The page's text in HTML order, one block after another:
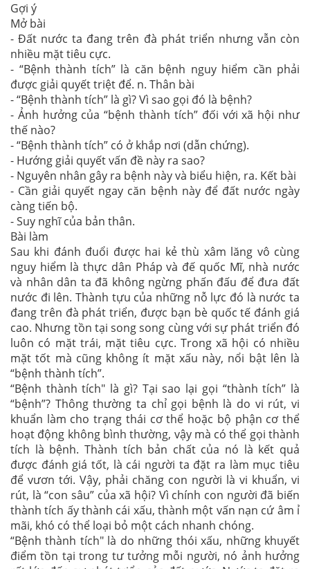
Gợi ý
Mở bài
- Đất nước ta đang trên đà phát triển nhưng vẫn còn
nhiều mặt tiêu cực.
- “Bệnh thành tích” là căn bệnh nguy hiểm cần phải
được giải quyết triệt để. n. Thân bài
- “Bệnh thành tích” là gì? Vì sao gọi đó là bệnh?
- Ảnh hưởng của “bệnh thành tích” đối với xã hội như
thế nào?
- “Bệnh thành tích” có ở khắp nơi (dẫn chứng).
- Hướng giải quyết vấn đề này ra sao?
- Nguyên nhân gây ra bệnh này và biểu hiện, ra. Kết bài
- Cần giải quyết ngay căn bệnh này để đất nước ngày
càng tiến bộ.
- Suy nghĩ của bản thân.
Bài làm
Sau khi đánh đuổi được hai kẻ thù xâm lăng vô cùng
nguy hiểm là thực dân Pháp và đế quốc Mĩ, nhà nước
và nhân dân ta đã không ngừng phấn đấu để đưa đất
nước đi lên. Thành tựu của những nỗ lực đó là nước ta
đang trên đà phát triển, được bạn bè quốc tế đánh giá
cao. Nhưng tồn tại song song cùng với sự phát triển đó
luôn có mặt trái, mặt tiêu cực. Trong xã hội có nhiều
mặt tốt mà cũng không ít mặt xấu này, nổi bật lên là
“bệnh thành tích”.
“Bệnh thành tích" là gì? Tại sao lại gọi “thành tích” là
“bệnh”? Thông thường ta chỉ gọi bệnh là do vi rút, vi
khuẩn làm cho trạng thái cơ thể hoặc bộ phận cơ thể
hoạt động không bình thường, vậy mà có thể gọi thành
tích là bệnh. Thành tích bản chất của nó là kết quả
được đánh giá tốt, là cái người ta đặt ra làm mục tiêu
để vươn tới. Vậy, phải chăng con người là vi khuẩn, vi
rút, là “con sâu” của xã hội? Vì chính con người đã biến
thành tích ấy thành cái xấu, thành một vấn nạn cứ âm ỉ
mãi, khó có thể loại bỏ một cách nhanh chóng.
“Bệnh thành tích" là do những thói xấu, những khuyết
điểm tồn tại trong tư tưởng mỗi người, nó ảnh hưởng